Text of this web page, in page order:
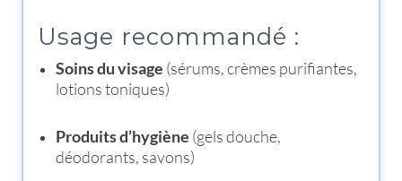
Usage recommandé :
Soins du visage (sérums, crèmes purifiantes,
lotions toniques)
Produits d’hygiène (gels douche,
déodorants, savons)